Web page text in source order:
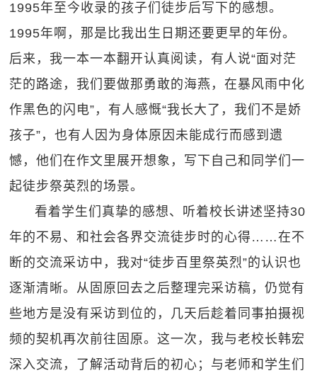
1995年至今收录的孩子们徒步后写下的感想。
1995年啊，那是比我出生日期还要更早的年份。
后来，我一本一本翻开认真阅读，有人说“面对茫
茫的路途，我们要做那勇敢的海燕，在暴风雨中化
作黑色的闪电”，有人感慨“我长大了，我们不是娇
孩子”，也有人因为身体原因未能成行而感到遗
憾，他们在作文里展开想象，写下自己和同学们一
起徒步祭英烈的场景。
看着学生们真挚的感想、听着校长讲述坚持30
年的不易、和社会各界交流徒步时的心得……在不
断的交流采访中，我对“徒步百里祭英烈”的认识也
逐渐清晰。从固原回去之后整理完采访稿，仍觉有
些地方是没有采访到位的，几天后趁着同事拍摄视
频的契机再次前往固原。这一次，我与老校长韩宏
深入交流，了解活动背后的初心；与老师和学生们